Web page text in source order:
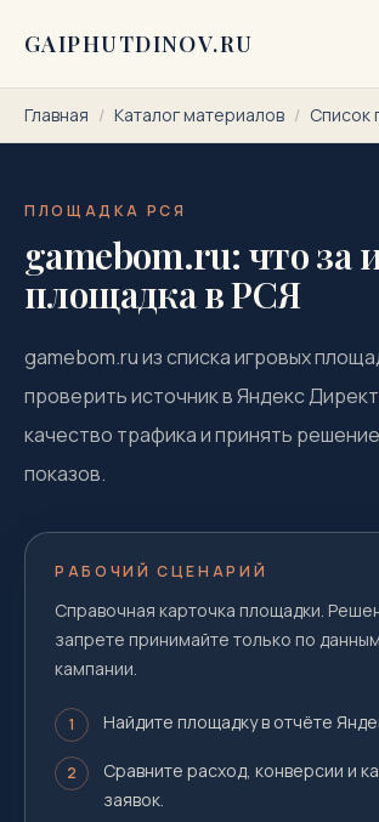
GAIPHUTDINOV.RU
Главная / Каталог материалов / Список
ПЛОЩАДКА РСЯ
gamebom.ru: что за
площадка в РСЯ
gamebom.ru из списка игровых
проверить источник в Яндекс
качество трафика и принять
показов.
РАБОЧИЙ СЦЕНАРИЙ
Справочная карточка площадки.
запрете принимайте только по
кампании.
1 Найдите площадку в отчёте
2
Сравните расход, конверсии и
заявок.